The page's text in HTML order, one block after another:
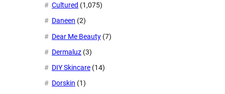
Cultured (1,075)
Daneen (2)
Dear Me Beauty (7)
Dermaluz (3)
DIY Skincare (14)
Dorskin (1)